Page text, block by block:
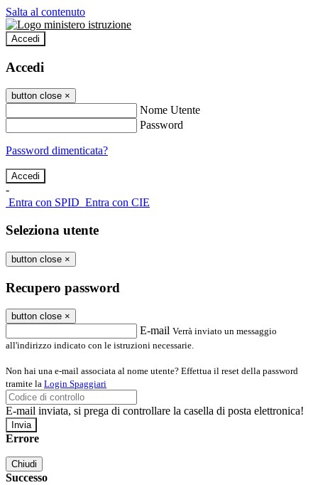
Salta al contenuto
Accedi
Accedi
button close ×
Nome Utente
Password
Password dimenticata?
-
Entra con SPID Entra con CIE
Seleziona utente
button close ×
Recupero password
button close ×
E-mail Verrà inviato un messaggio
all'indirizzo indicato con le istruzioni necessarie.
Non hai una e-mail associata al nome utente? Effettua il reset della password
tramite la Login Spaggiari
E-mail inviata, si prega di controllare la casella di posta elettronica!
Errore
Chiudi
Successo